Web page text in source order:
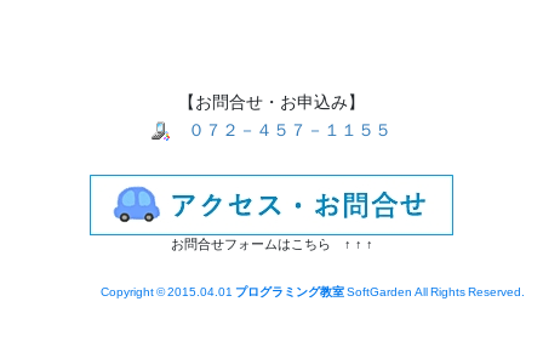
【お問合せ・お申込み】
０７２－４５７－１１５５
お問合せフォームはこちら ↑ ↑ ↑
Copyright © 2015.04.01 プログラミング教室SoftGarden All Rights Reserved.